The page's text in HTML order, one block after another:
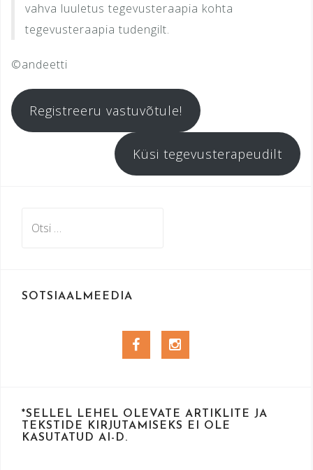
vahva luuletus tegevusteraapia kohta
tegevusteraapia tudengilt.
©andeetti
Registreeru vastuvõtule!
Küsi tegevusterapeudilt
SOTSIAALMEEDIA
Facebook
*SELLEL LEHEL OLEVATE ARTIKLITE JA
TEKSTIDE KIRJUTAMISEKS EI OLE
KASUTATUD AI-D.